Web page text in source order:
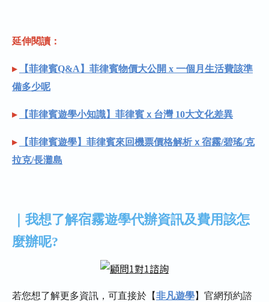
延伸閱讀：
▸
【菲律賓Q&A】菲律賓物價大公開 x 一個月生活費該準
備多少呢
▸ 【菲律賓遊學小知識】菲律賓ｘ台灣 10大文化差異
▸
【菲律賓遊學】菲律賓來回機票價格解析ｘ宿霧/碧瑤/克
拉克/長灘島
｜我想了解宿霧遊學代辦資訊及費用該怎
麼辦呢?
若您想了解更多資訊，可直接於【非凡遊學】官網預約諮